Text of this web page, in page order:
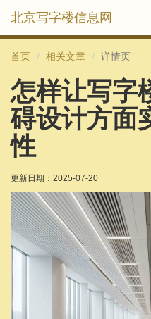
北京写字楼信息网
首页 相关文章 详情页
怎样让写字
碍设计方面
性
更新日期： 2025-07-20